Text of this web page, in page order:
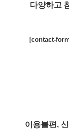
다양하고
[contact-
이용불편,